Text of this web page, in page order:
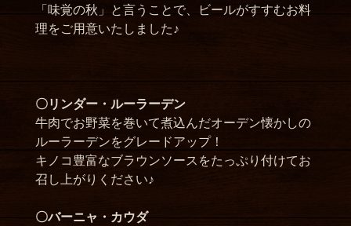
「味覚の秋」と言うことで、ビールがすすむお料
理をご用意いたしました♪
〇リンダー・ルーラーデン
牛肉でお野菜を巻いて煮込んだオーデン懐かしの
ルーラーデンをグレードアップ！
キノコ豊富なブラウンソースをたっぷり付けてお
召し上がりください♪
〇バーニャ・カウダ